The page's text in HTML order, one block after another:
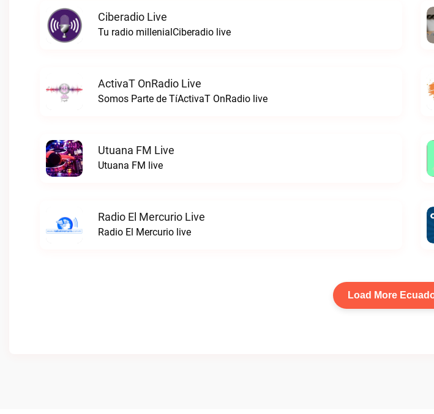
Ciberadio Live
Tu radio millenialCiberadio live
ActivaT OnRadio Live
Somos Parte de TíActivaT OnRadio live
Utuana FM Live
Utuana FM live
Radio El Mercurio Live
Radio El Mercurio live
Load More